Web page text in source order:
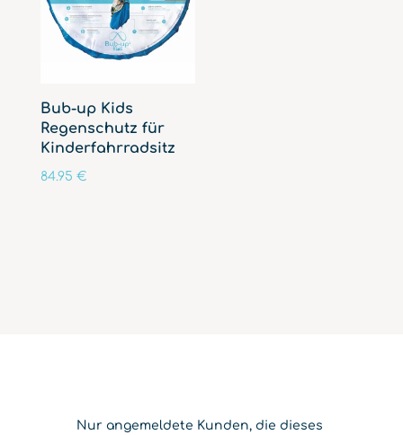
Bub-up Kids
Regenschutz für
Kinderfahrradsitz
84.95 €
Nur angemeldete Kunden, die dieses